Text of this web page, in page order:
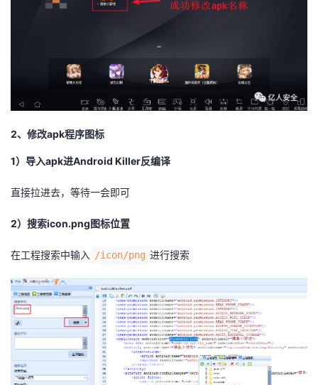
2、修改apk程序图标
1）导入apk进Android Killer反编译
直接拉进去，等待一会即可
2）搜索icon.png图标位置
在工程搜索中输入 /icon/png 进行搜索